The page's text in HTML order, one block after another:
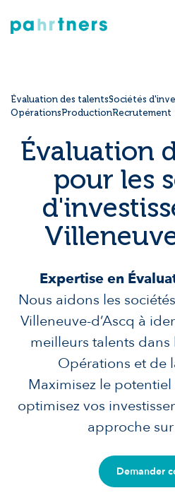
Évaluation des talentsSociétés
OpérationsProductionRecrutement
Évaluation
pour les
Expertise en
Nous aidons les
Villeneuve-d’Ascq à
meilleurs talents
Opérations et de
Maximisez le
optimisez vos
approche
Demander